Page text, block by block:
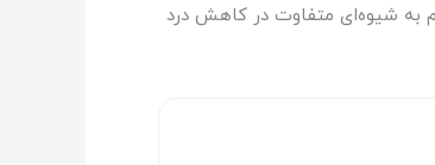
به شیوه‌ای متفاوت در کاهش درد